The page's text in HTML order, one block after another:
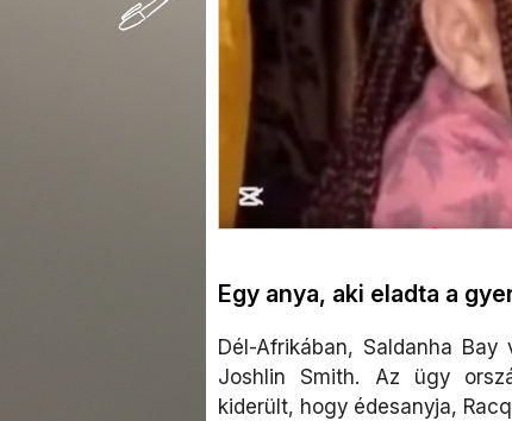
Egy anya, aki eladta a
Dél-Afrikában, Saldanha
Joshlin Smith. Az ügy
kiderült, hogy édesanyja,